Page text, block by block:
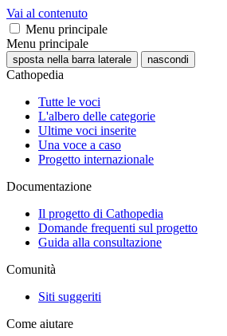
Vai al contenuto
Menu principale
Menu principale
sposta nella barra laterale nascondi
Cathopedia
Tutte le voci
L'albero delle categorie
Ultime voci inserite
Una voce a caso
Progetto internazionale
Documentazione
Il progetto di Cathopedia
Domande frequenti sul progetto
Guida alla consultazione
Comunità
Siti suggeriti
Come aiutare